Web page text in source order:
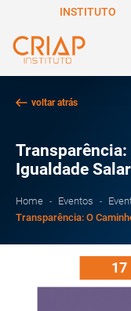
INSTITUTO
voltar atrás
Transparência:
Igualdade
Home Eventos
Transparência: O
17